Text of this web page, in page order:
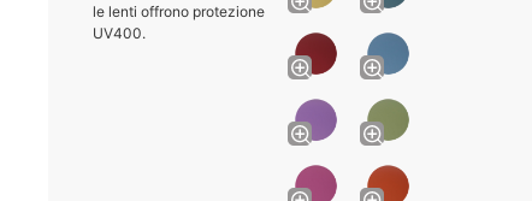
le lenti offrono protezione
UV400.